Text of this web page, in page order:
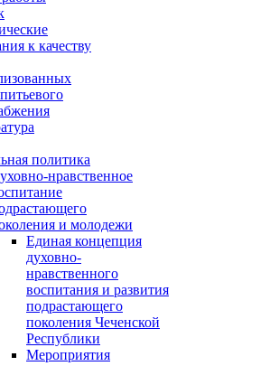
к качеству
политика
нравственное
и молодежи
Единая концепция
духовно-
нравственного
воспитания и развития
подрастающего
поколения Чеченской
Республики
Мероприятия